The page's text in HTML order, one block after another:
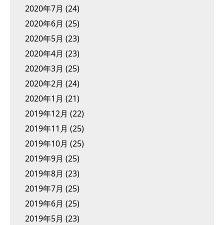
2020年7月 (24)
2020年6月 (25)
2020年5月 (23)
2020年4月 (23)
2020年3月 (25)
2020年2月 (24)
2020年1月 (21)
2019年12月 (22)
2019年11月 (25)
2019年10月 (25)
2019年9月 (25)
2019年8月 (23)
2019年7月 (25)
2019年6月 (25)
2019年5月 (23)